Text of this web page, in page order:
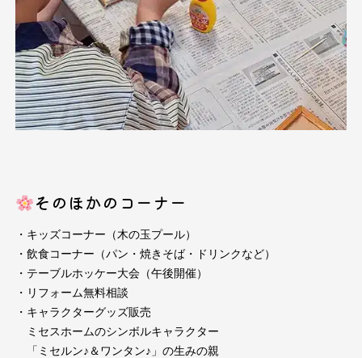
そのほかのコーナー
・キッズコーナー（木の玉プール）
・飲食コーナー（パン・焼きそば・ドリンクなど）
・テーブルホッケー大会（午後開催）
・リフォーム無料相談
・キャラクターグッズ販売
ミセスホームのシンボルキャラクター
「ミセルン♪＆ワンタン♪」の生みの親